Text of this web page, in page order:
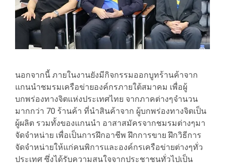
นอกจากนี้ ภายในงานยังมีกิจกรรมออกบูทร้านค้าจาก
แกนนำชมรมเครือข่ายองค์กรภายใต้สมาคม เพื่อผู้
บกพร่องทางจิตแห่งประเทศไทย จากภาคต่างๆจำนวน
มากกว่า 70 ร้านค้า ที่นำสินค้าจาก ผู้บกพร่องทางจิตเป็น
ผู้ผลิต รวมทั้งของแกนนำ อาสาสมัครจากชมรมต่างๆมา
จัดจำหน่าย เพื่อเป็นการฝึกอาชีพ ฝึกการขาย ฝึกวิธีการ
จัดจำหน่ายให้แก่คนพิการและองค์กรเครือข่ายต่างๆทั่ว
ประเทศ ซึ่งได้รับความสนใจจากประชาชนทั่วไปเป็น